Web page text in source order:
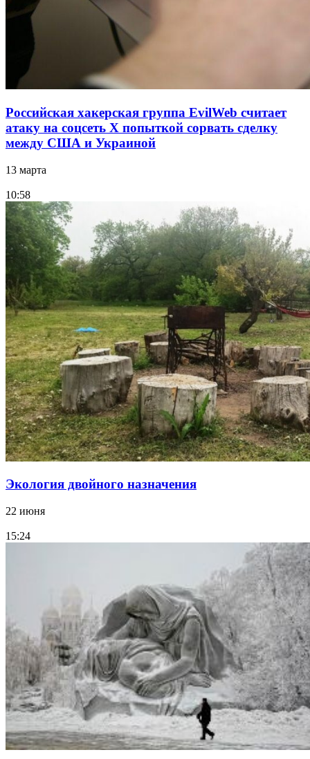
Российская хакерская группа EvilWeb считает
атаку на соцсеть Х попыткой сорвать сделку
между США и Украиной
13 марта
10:58
Экология двойного назначения
22 июня
15:24